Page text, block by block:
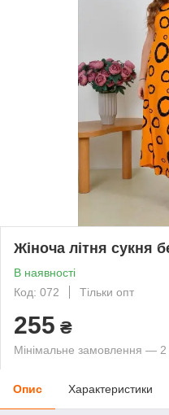
Жіноча літня сукня
В наявності
Код: 072
Тільки опт
255 ₴
Мінімальне замовлення — 2
Опис Характеристики